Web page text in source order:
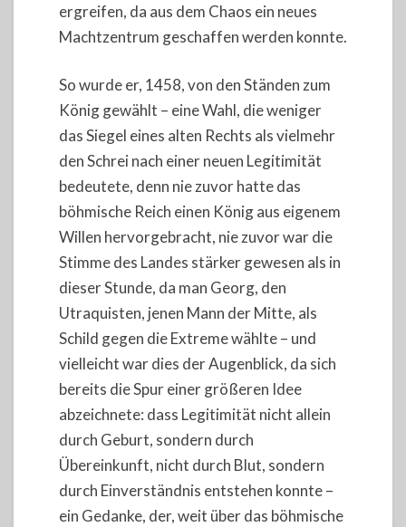
ergreifen, da aus dem Chaos ein neues
Machtzentrum geschaffen werden konnte.
So wurde er, 1458, von den Ständen zum
König gewählt – eine Wahl, die weniger
das Siegel eines alten Rechts als vielmehr
den Schrei nach einer neuen Legitimität
bedeutete, denn nie zuvor hatte das
böhmische Reich einen König aus eigenem
Willen hervorgebracht, nie zuvor war die
Stimme des Landes stärker gewesen als in
dieser Stunde, da man Georg, den
Utraquisten, jenen Mann der Mitte, als
Schild gegen die Extreme wählte – und
vielleicht war dies der Augenblick, da sich
bereits die Spur einer größeren Idee
abzeichnete: dass Legitimität nicht allein
durch Geburt, sondern durch
Übereinkunft, nicht durch Blut, sondern
durch Einverständnis entstehen konnte –
ein Gedanke, der, weit über das böhmische